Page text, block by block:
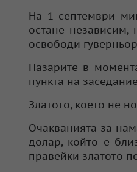
На 1 септември
остане
освободи
Пазарите в
пункта на
Златото, което не
Очакванията за
долар, който е
правейки златото